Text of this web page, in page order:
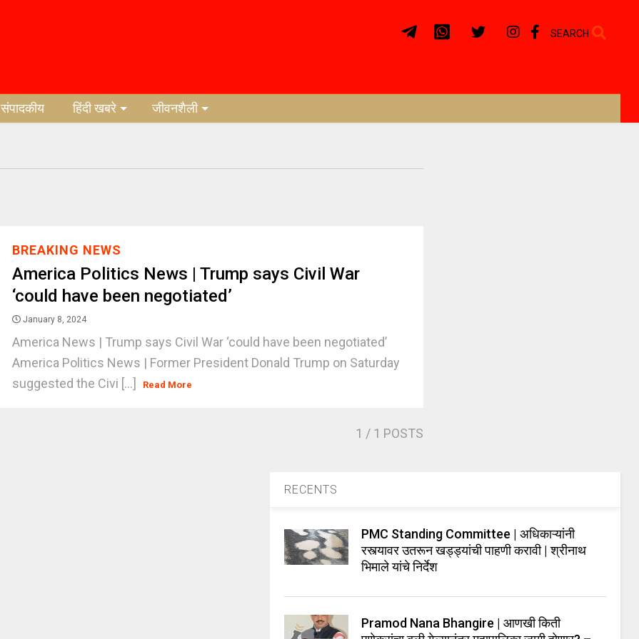
SEARCH
संपादकीय हिंदी खबरे जीवनशैली
BREAKING NEWS
America Politics News | Trump says Civil War
‘could have been negotiated’
January 8, 2024
America News | Trump says Civil War ‘could have been negotiated’
America Politics News | Former President Donald Trump on Saturday
suggested the Civi [...]
Read More
1 / 1 POSTS
RECENTS
PMC Standing Committee | अधिकाऱ्यांनी
रस्त्यावर उतरून खड्ड्यांची पाहणी करावी | श्रीनाथ
भिमाले यांचे निर्देश
Pramod Nana Bhangire | आणखी किती